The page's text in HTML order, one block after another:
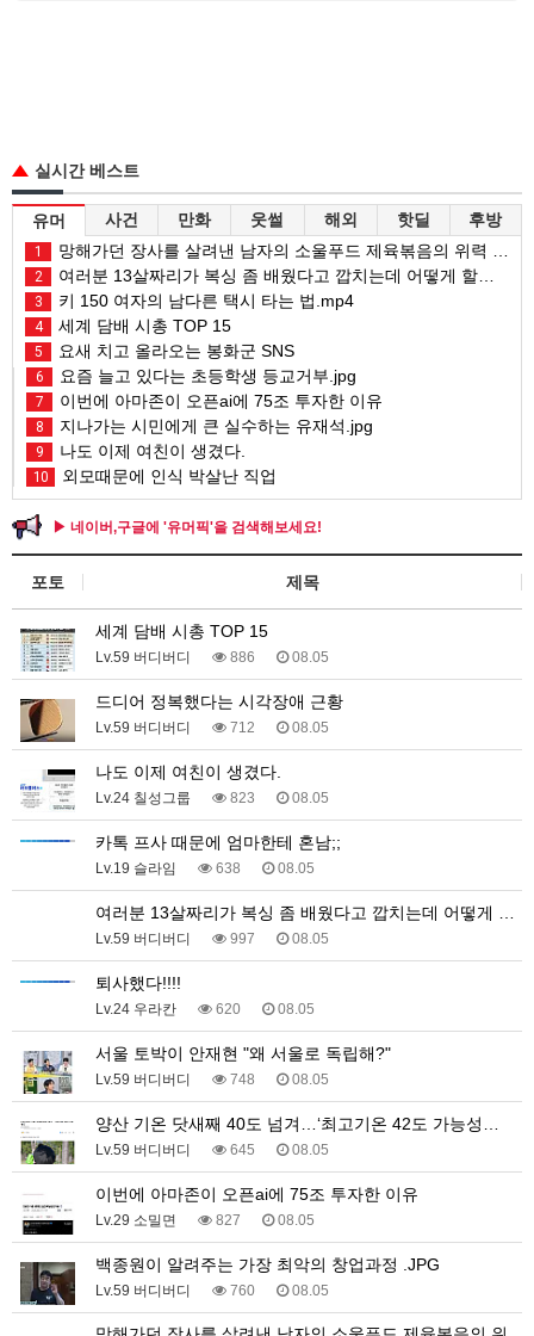
실시간 베스트
유머 사건 만화 웃썰 해외 핫딜 후방
1 망해가던 장사를 살려낸 남자의 소울푸드 제육볶음의 위력 ㅋㅋ
2 여러분 13살짜리가 복싱 좀 배웠다고 깝치는데 어떻게 할까요?
3 키 150 여자의 남다른 택시 타는 법.mp4
4 세계 담배 시총 TOP 15
5 요새 치고 올라오는 봉화군 SNS
6 요즘 늘고 있다는 초등학생 등교거부.jpg
7 이번에 아마존이 오픈ai에 75조 투자한 이유
8 지나가는 시민에게 큰 실수하는 유재석.jpg
9 나도 이제 여친이 생겼다.
10 외모때문에 인식 박살난 직업
▶ 네이버,구글에 '유머픽'을 검색해보세요!
포토 제목
세계 담배 시총 TOP 15
Lv.59 버디버디 886 08.05
드디어 정복했다는 시각장애 근황
Lv.59 버디버디 712 08.05
나도 이제 여친이 생겼다.
Lv.24 칠성그룹 823 08.05
카톡 프사 때문에 엄마한테 혼남;;
Lv.19 슬라임 638 08.05
여러분 13살짜리가 복싱 좀 배웠다고 깝치는데 어떻게 …
Lv.59 버디버디 997 08.05
퇴사했다!!!!
Lv.24 우라칸 620 08.05
서울 토박이 안재현 "왜 서울로 독립해?"
Lv.59 버디버디 748 08.05
양산 기온 닷새째 40도 넘겨…‘최고기온 42도 가능성…
Lv.59 버디버디 645 08.05
이번에 아마존이 오픈ai에 75조 투자한 이유
Lv.29 소밀면 827 08.05
백종원이 알려주는 가장 최악의 창업과정 .JPG
Lv.59 버디버디 760 08.05